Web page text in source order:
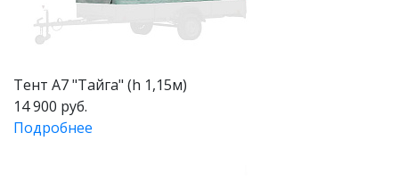
Тент А7 "Тайга" (h 1,15м)
14 900 руб.
Подробнее